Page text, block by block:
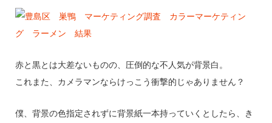
赤と黒とは大差ないものの、圧倒的な不人気が背景白。
これまた、カメラマンならけっこう衝撃的じゃありません？
僕、背景の色指定されずに背景紙一本持っていくとしたら、き